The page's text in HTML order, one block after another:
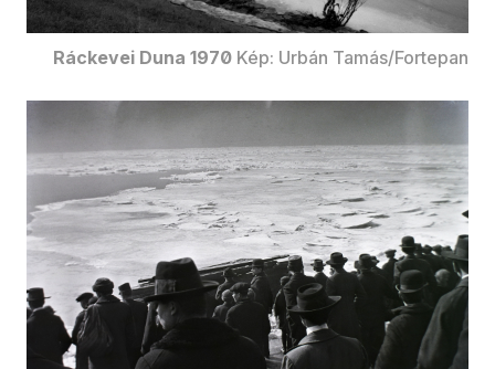
Ráckevei Duna 1970 Kép: Urbán Tamás/Fortepan